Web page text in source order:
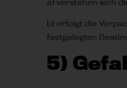
a) verstehen sich
b) erfolgt die
festgelegten
5)